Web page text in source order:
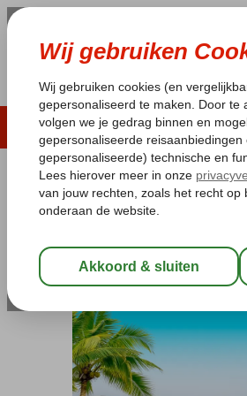
LAST MINUTE
Pakketgarantie
Home
Kaapverdië Sal
Royal Horizon
All Inclusive -